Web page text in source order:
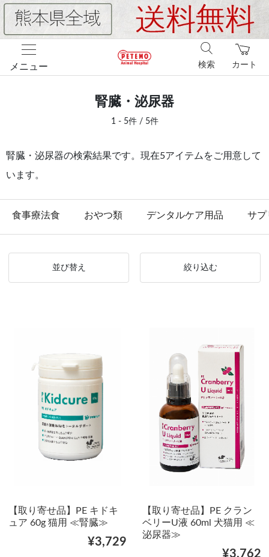
メニュー カート
検索
腎臓・泌尿器
1 - 5件 / 5件
腎臓・泌尿器の検索結果です。現在5アイテムをご用意して
います。
食事療法食 おやつ類 デンタルケア用品 サプ
並び替え 絞り込む
【取り寄せ品】PE キドキ
ュア 60g 猫用 ≪腎臓≫
¥3,729
【取り寄せ品】PE クラン
ベリーU液 60ml 犬猫用 ≪
泌尿器≫
¥3,762